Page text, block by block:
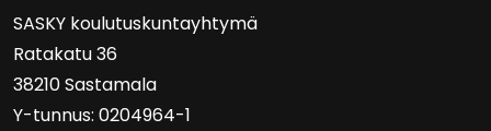
SASKY kou­lu­tus­kun­tayh­ty­mä
Ra­ta­ka­tu 36
38210 Sas­ta­ma­la
Y-​tunnus: 0204964-1